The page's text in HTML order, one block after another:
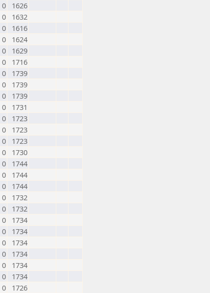
0
1626
0
1632
0
1616
0
1624
0
1629
0
1716
0
1739
0
1739
0
1739
0
1731
0
1723
0
1723
0
1723
0
1730
0
1744
0
1744
0
1744
0
1732
0
1732
0
1734
0
1734
0
1734
0
1734
0
1734
0
1734
0
1726